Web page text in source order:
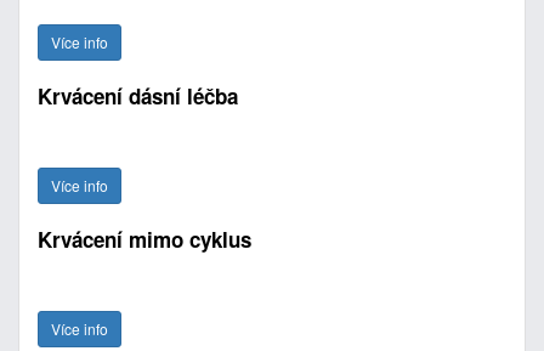
Více info
Krvácení dásní léčba
Více info
Krvácení mimo cyklus
Více info